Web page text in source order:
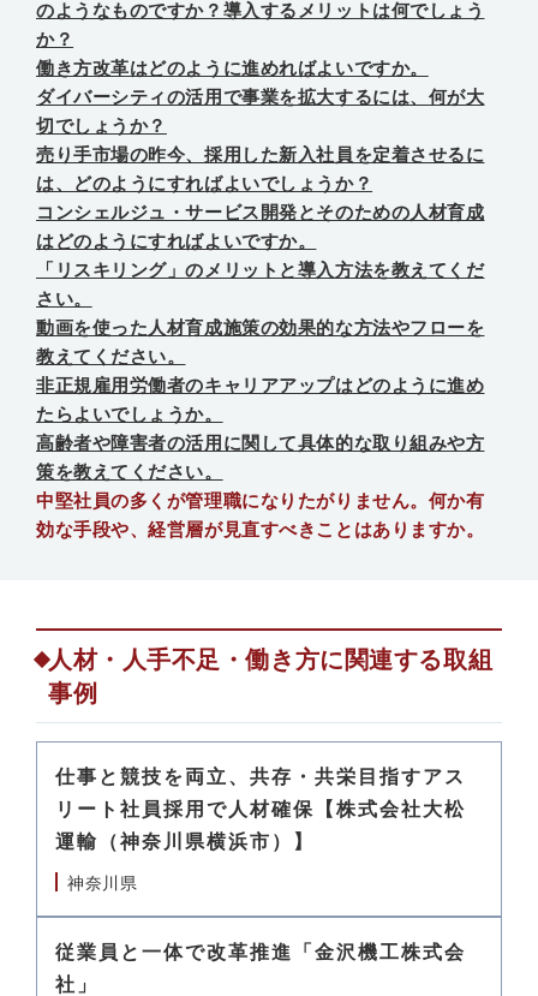
のようなものですか？導入するメリットは何でしょう
か？
働き方改革はどのように進めればよいですか。
ダイバーシティの活用で事業を拡大するには、何が大
切でしょうか？
売り手市場の昨今、採用した新入社員を定着させるに
は、どのようにすればよいでしょうか？
コンシェルジュ・サービス開発とそのための人材育成
はどのようにすればよいですか。
「リスキリング」のメリットと導入方法を教えてくだ
さい。
動画を使った人材育成施策の効果的な方法やフローを
教えてください。
非正規雇用労働者のキャリアアップはどのように進め
たらよいでしょうか。
高齢者や障害者の活用に関して具体的な取り組みや方
策を教えてください。
中堅社員の多くが管理職になりたがりません。何か有
効な手段や、経営層が見直すべきことはありますか。
人材・人手不足・働き方に関連する取組
事例
仕事と競技を両立、共存・共栄目指すアス
リート社員採用で人材確保【株式会社大松
運輸（神奈川県横浜市）】
神奈川県
従業員と一体で改革推進「金沢機工株式会
社」